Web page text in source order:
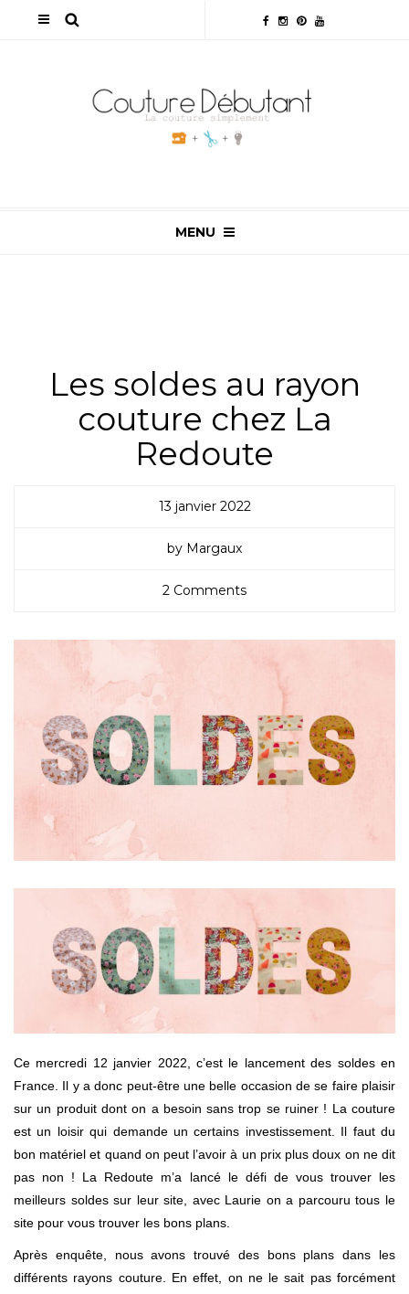
MENU
Les soldes au rayon
couture chez La
Redoute
13 janvier 2022
by Margaux
2 Comments
Ce mercredi 12 janvier 2022, c’est le lancement des soldes en
France. Il y a donc peut-être une belle occasion de se faire plaisir
sur un produit dont on a besoin sans trop se ruiner ! La couture
est un loisir qui demande un certains investissement. Il faut du
bon matériel et quand on peut l’avoir à un prix plus doux on ne dit
pas non ! La Redoute m’a lancé le défi de vous trouver les
meilleurs soldes sur leur site, avec Laurie on a parcouru tous le
site pour vous trouver les bons plans.
Après enquête, nous avons trouvé des bons plans dans les
différents rayons couture. En effet, on ne le sait pas forcément